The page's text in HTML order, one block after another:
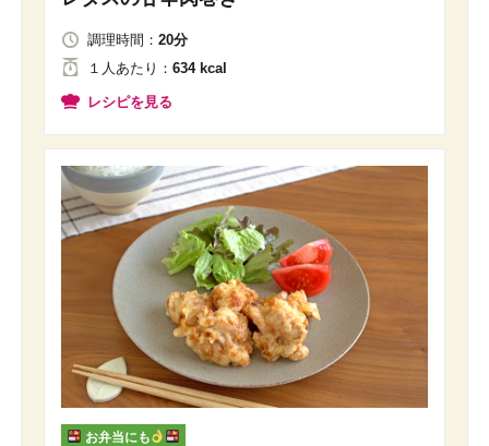
調理時間： 20分
１人 あたり ： 634 kcal
レシピを見る
お弁当にも